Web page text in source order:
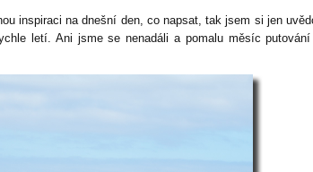
inspiraci na dnešní den, co napsat, tak jsem si jen
letí. Ani jsme se nenadáli a pomalu měsíc